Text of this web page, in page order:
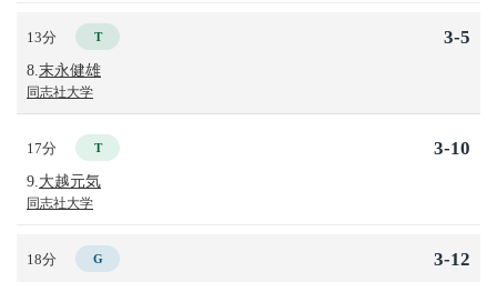
13分 T
8. 末永健雄
同志社大学
3-5
17分 T
9. 大越元気
同志社大学
3-10
18分 G 3-12